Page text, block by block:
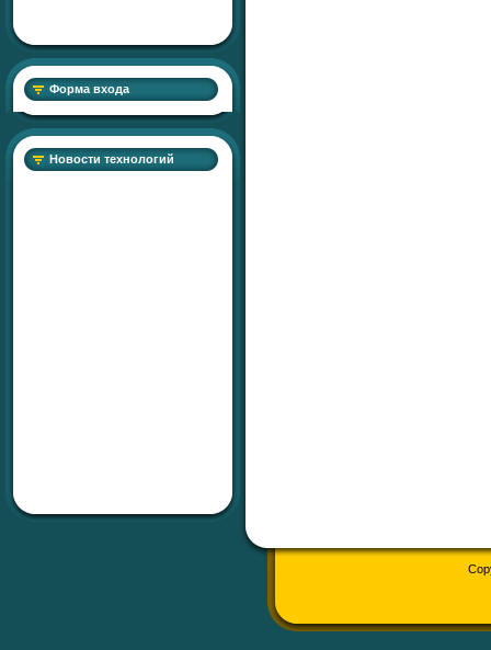
Форма входа
Новости технологий